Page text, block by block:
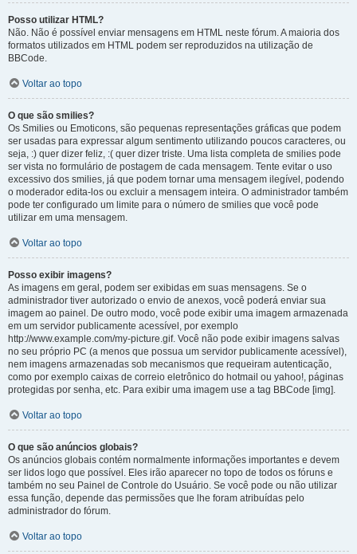
Posso utilizar HTML?
Não. Não é possível enviar mensagens em HTML neste fórum. A maioria dos
formatos utilizados em HTML podem ser reproduzidos na utilização de
BBCode.
Voltar ao topo
O que são smilies?
Os Smilies ou Emoticons, são pequenas representações gráficas que podem
ser usadas para expressar algum sentimento utilizando poucos caracteres, ou
seja, :) quer dizer feliz, :( quer dizer triste. Uma lista completa de smilies pode
ser vista no formulário de postagem de cada mensagem. Tente evitar o uso
excessivo dos smilies, já que podem tornar uma mensagem ilegível, podendo
o moderador edita-los ou excluir a mensagem inteira. O administrador também
pode ter configurado um limite para o número de smilies que você pode
utilizar em uma mensagem.
Voltar ao topo
Posso exibir imagens?
As imagens em geral, podem ser exibidas em suas mensagens. Se o
administrador tiver autorizado o envio de anexos, você poderá enviar sua
imagem ao painel. De outro modo, você pode exibir uma imagem armazenada
em um servidor publicamente acessível, por exemplo
http://www.example.com/my-picture.gif. Você não pode exibir imagens salvas
no seu próprio PC (a menos que possua um servidor publicamente acessível),
nem imagens armazenadas sob mecanismos que requeiram autenticação,
como por exemplo caixas de correio eletrônico do hotmail ou yahoo!, páginas
protegidas por senha, etc. Para exibir uma imagem use a tag BBCode [img].
Voltar ao topo
O que são anúncios globais?
Os anúncios globais contém normalmente informações importantes e devem
ser lidos logo que possível. Eles irão aparecer no topo de todos os fóruns e
também no seu Painel de Controle do Usuário. Se você pode ou não utilizar
essa função, depende das permissões que lhe foram atribuídas pelo
administrador do fórum.
Voltar ao topo